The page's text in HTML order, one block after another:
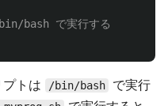
bash で実行する
トは /bin/bash
で実行